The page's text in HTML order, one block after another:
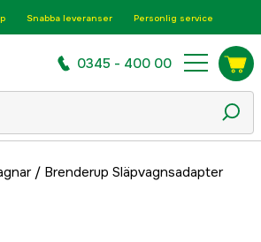
Snabba leveranser Personlig service
0345 - 400 00
/ Brenderup Släpvagnsadapter